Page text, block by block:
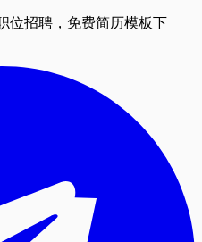
位招聘，免费简历模板下